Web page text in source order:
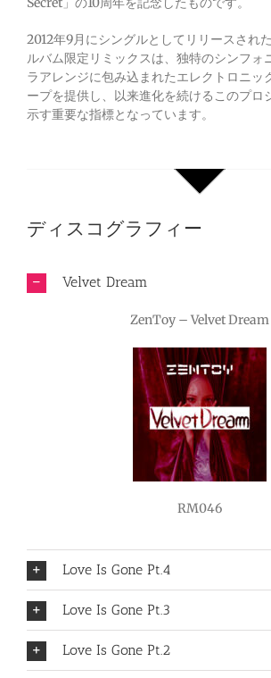
2012年9月にシングルとしてリリースされ
ルバム限定リミックスは、独特のシンフォ
ラアレンジに包み込まれたエレクトロニッ
ープを提供し、以来進化を続けるこのプロ
示す重要な指標となっています。
ディスコグラフィー
Velvet Dream
ZenToy – Velvet Dream
RM046
Love Is Gone Pt.4
Love Is Gone Pt.3
Love Is Gone Pt.2